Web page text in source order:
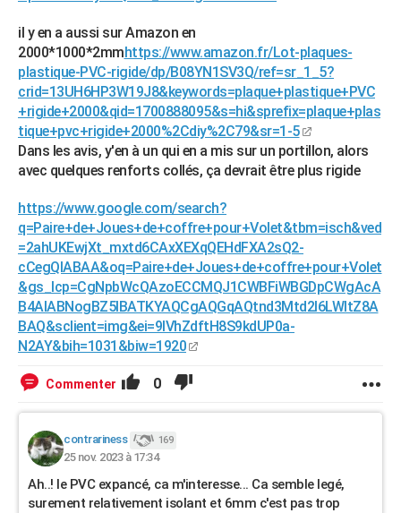
il y en a aussi sur Amazon en
2000*1000*2mmhttps://www.amazon.fr/Lot-plaques-
plastique-PVC-rigide/dp/B08YN1SV3Q/ref=sr_1_5?
crid=13UH6HP3W19J8&keywords=plaque+plastique+PVC
+rigide+2000&qid=1700888095&s=hi&sprefix=plaque+plas
tique+pvc+rigide+2000%2Cdiy%2C79&sr=1-5
Dans les avis, y'en à un qui en a mis sur un portillon, alors
avec quelques renforts collés, ça devrait être plus rigide
https://www.google.com/search?
q=Paire+de+Joues+de+coffre+pour+Volet&tbm=isch&ved
=2ahUKEwjXt_mxtd6CAxXEXqQEHdFXA2sQ2-
cCegQIABAA&oq=Paire+de+Joues+de+coffre+pour+Volet
&gs_lcp=CgNpbWcQAzoECCMQJ1CWBFiWBGDpCWgAcA
B4AIABNogBZ5IBATKYAQCgAQGqAQtnd3Mtd2l6LWltZ8A
BAQ&sclient=img&ei=9IVhZdftH8S9kdUP0a-
N2AY&bih=1031&biw=1920
Commenter 0
contrariness 169
25 nov. 2023 à 17:34
Ah..! le PVC expancé, ca m'interesse... Ca semble legé,
surement relativement isolant et 6mm c'est pas trop